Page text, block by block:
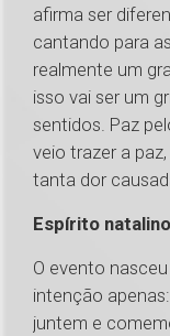
afirma ser
cantando para
realmente um
isso vai ser um
sentidos. Paz
veio trazer a
tanta dor
Espírito natalino
O evento
intenção
juntem e